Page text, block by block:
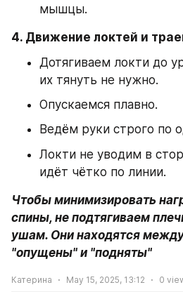
мышцы.
4. Движение локтей и
Дотягиваем локти до
их тянуть не нужно.
Опускаемся плавно.
Ведём руки строго по
Локти не уводим в
идёт чётко по линии.
Чтобы минимизировать
спины, не подтягиваем
ушам. Они находятся
"опущены" и "подняты"
Катерина May 15, 2025, 13:12 0